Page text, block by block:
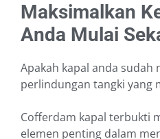
Maksimalkan
Anda Mulai
Apakah kapal anda sudah
perlindungan tangki yang
Cofferdam kapal terbukti
elemen penting dalam